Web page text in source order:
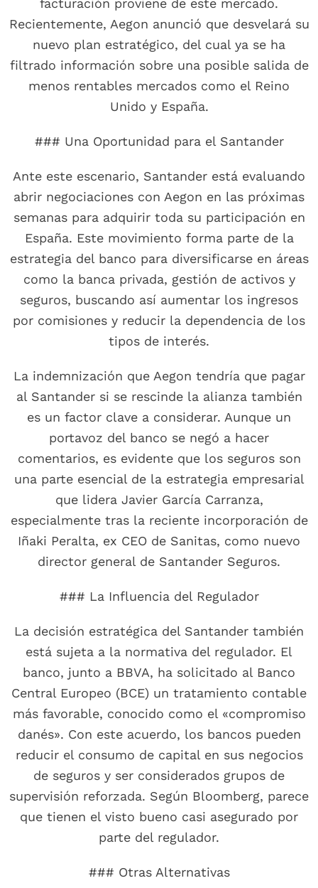
facturación proviene de este mercado.
Recientemente, Aegon anunció que desvelará su
nuevo plan estratégico, del cual ya se ha
filtrado información sobre una posible salida de
menos rentables mercados como el Reino
Unido y España.
### Una Oportunidad para el Santander
Ante este escenario, Santander está evaluando
abrir negociaciones con Aegon en las próximas
semanas para adquirir toda su participación en
España. Este movimiento forma parte de la
estrategia del banco para diversificarse en áreas
como la banca privada, gestión de activos y
seguros, buscando así aumentar los ingresos
por comisiones y reducir la dependencia de los
tipos de interés.
La indemnización que Aegon tendría que pagar
al Santander si se rescinde la alianza también
es un factor clave a considerar. Aunque un
portavoz del banco se negó a hacer
comentarios, es evidente que los seguros son
una parte esencial de la estrategia empresarial
que lidera Javier García Carranza,
especialmente tras la reciente incorporación de
Iñaki Peralta, ex CEO de Sanitas, como nuevo
director general de Santander Seguros.
### La Influencia del Regulador
La decisión estratégica del Santander también
está sujeta a la normativa del regulador. El
banco, junto a BBVA, ha solicitado al Banco
Central Europeo (BCE) un tratamiento contable
más favorable, conocido como el «compromiso
danés». Con este acuerdo, los bancos pueden
reducir el consumo de capital en sus negocios
de seguros y ser considerados grupos de
supervisión reforzada. Según Bloomberg, parece
que tienen el visto bueno casi asegurado por
parte del regulador.
### Otras Alternativas